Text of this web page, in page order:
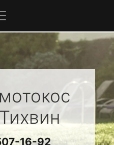
16-92